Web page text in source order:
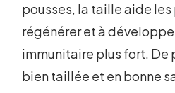
pousses, la taille aide les
régénérer et à
immunitaire plus fort. De
bien taillée et en bonne